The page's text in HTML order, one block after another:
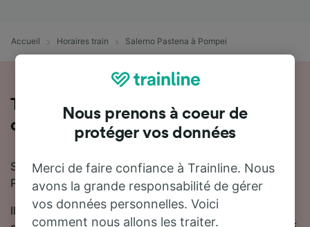
Accueil Horaires train Salerno Pastena à Pompei
Toutes les informations sur les trains
de Salerno Pastena à Pompei
Si vous prévoyez de voyager en train de Salerno
Pastena à Pompei, nous sommes là pour vous aider !
Il faut en moyenne 1 heure 16 minutes pour se rendre
Nous prenons à coeur de
protéger vos données
Merci de faire confiance à Trainline. Nous
avons la grande responsabilité de gérer
vos données personnelles. Voici
comment nous allons les traiter.